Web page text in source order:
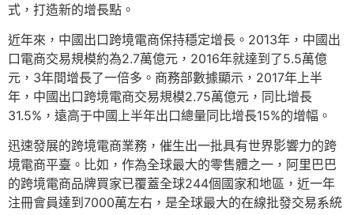
式，打造新的增長點。
近年來，中國出口跨境電商保持穩定增長。2013年，中國出
口電商交易規模約為2.7萬億元，2016年就達到了5.5萬億
元，3年間增長了一倍多。商務部數據顯示，2017年上半
年，中國出口跨境電商交易規模2.75萬億元，同比增長
31.5%，遠高于中國上半年出口總量同比增長15%的增幅。
迅速發展的跨境電商業務，催生出一批具有世界影響力的跨
境電商平臺。比如，作為全球最大的零售體之一，阿里巴巴
的跨境電商品牌買家已覆蓋全球244個國家和地區，近一年
注冊會員達到7000萬左右，是全球最大的在線批發交易系統